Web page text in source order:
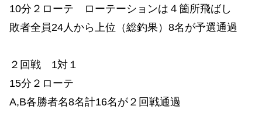
10分２ローテ ローテーションは４箇所飛ばし
敗者全員24人から上位（総釣果）8名が予選通過
２回戦 1対１
15分２ローテ
A,B各勝者名8名計16名が２回戦通過